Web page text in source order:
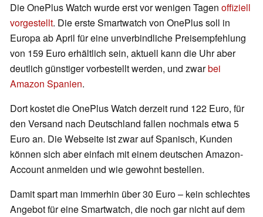
Die OnePlus Watch wurde erst vor wenigen Tagen offiziell
vorgestellt. Die erste Smartwatch von OnePlus soll in
Europa ab April für eine unverbindliche Preisempfehlung
von 159 Euro erhältlich sein, aktuell kann die Uhr aber
deutlich günstiger vorbestellt werden, und zwarbei
Amazon Spanien.
Dort kostet die OnePlus Watch derzeit rund 122 Euro, für
den Versand nach Deutschland fallen nochmals etwa 5
Euro an. Die Webseite ist zwar auf Spanisch, Kunden
können sich aber einfach mit einem deutschen Amazon-
Account anmelden und wie gewohnt bestellen.
Damit spart man immerhin über 30 Euro – kein schlechtes
Angebot für eine Smartwatch, die noch gar nicht auf dem